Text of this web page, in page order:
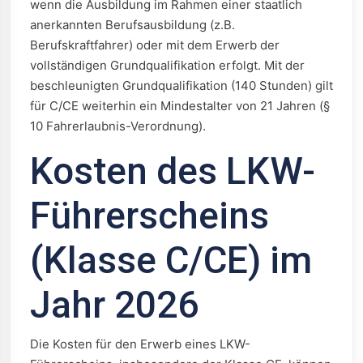
wenn die Ausbildung im Rahmen einer staatlich
anerkannten Berufsausbildung (z.B.
Berufskraftfahrer) oder mit dem Erwerb der
vollständigen Grundqualifikation erfolgt. Mit der
beschleunigten Grundqualifikation (140 Stunden) gilt
für C/CE weiterhin ein Mindestalter von 21 Jahren (§
10 Fahrerlaubnis-Verordnung).
Kosten des LKW-
Führerscheins
(Klasse C/CE) im
Jahr 2026
Die Kosten für den Erwerb eines LKW-